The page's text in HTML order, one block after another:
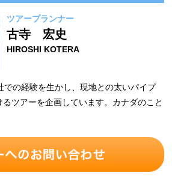
ツアープランナー
古寺 宏史
HIROSHI KOTERA
での経験を生かし、現地との太いパイプ
ツアーを企画しています。カナダのこと